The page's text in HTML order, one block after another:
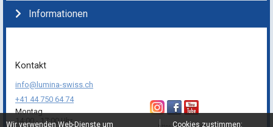
Informationen
Kontakt
info@lumina-swiss.ch
+41 44 750 64 74
Montag
14:00 - 17:00 Uhr
Wir verwenden Web-Dienste um Cookies zustimmen: